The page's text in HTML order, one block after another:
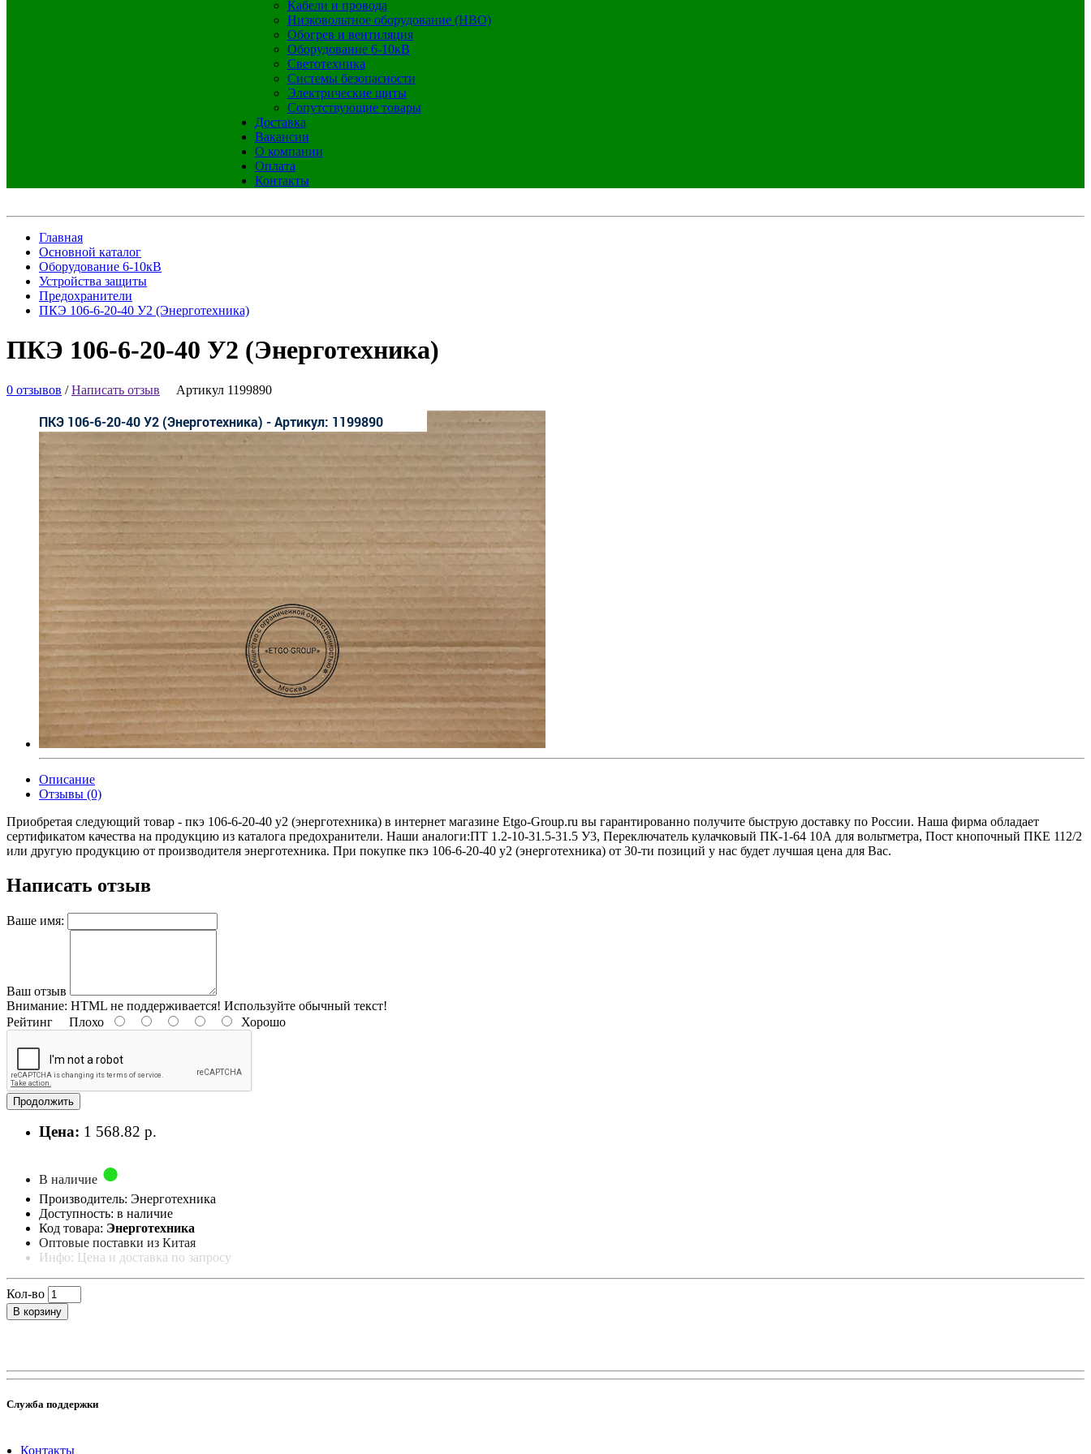
Кабели и провода
Низковольтное оборудование (НВО)
Обогрев и вентиляция
Оборудование 6-10кВ
Светотехника
Системы безопасности
Электрические щиты
Сопутствующие товары
Доставка
Вакансии
О компании
Оплата
Контакты
Главная
Основной каталог
Оборудование 6-10кВ
Устройства защиты
Предохранители
ПКЭ 106-6-20-40 У2 (Энерготехника)
ПКЭ 106-6-20-40 У2 (Энерготехника)
0 отзывов /Написать отзыв Артикул 1199890
Описание
Отзывы (0)
Приобретая следующий товар - пкэ 106-6-20-40 у2 (энерготехника) в интернет магазине Etgo-Group.ru вы гарантированно получите быструю доставку по России. Наша фирма обладает
сертификатом качества на продукцию из каталога предохранители. Наши аналоги:ПТ 1.2-10-31.5-31.5 У3, Переключатель кулачковый ПК-1-64 10А для вольтметра, Пост кнопочный ПКЕ 112/2
или другую продукцию от производителя энерготехника. При покупке пкэ 106-6-20-40 у2 (энерготехника) от 30-ти позиций у нас будет лучшая цена для Вас.
Написать отзыв
Ваше имя:
Ваш отзыв
Внимание: HTML не поддерживается! Используйте обычный текст!
Рейтинг Плохо Хорошо
Продолжить
Цена: 1 568.82 р.
В наличие
Производитель: Энерготехника
Доступность: в наличие
Код товара: Энерготехника
Оптовые поставки из Китая
Инфо: Цена и доставка по запросу
Кол-во
В корзину
Служба поддержки
Контакты